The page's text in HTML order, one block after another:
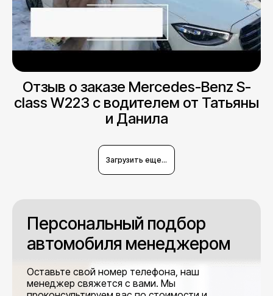
Отзыв о заказе Mercedes-Benz S-
class W223 с водителем от Татьяны
и Данила
Загрузить еще...
Персональный подбор
автомобиля менеджером
Оставьте свой номер телефона, наш
менеджер свяжется с вами. Мы